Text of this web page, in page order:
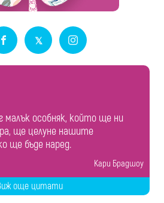
малък особняк, който ще ни
ще целуне нашите
ще бъде наред.
Кари Брадшоу
още цитати